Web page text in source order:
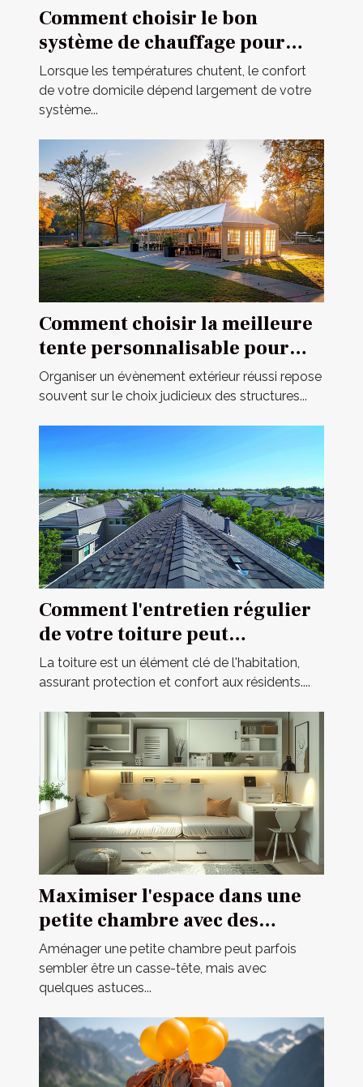
Comment choisir le bon
système de chauffage pour
votre domicile
Lorsque les températures chutent, le confort
de votre domicile dépend largement de votre
système...
Comment choisir la meilleure
tente personnalisable pour
votre événement
Organiser un évènement extérieur réussi repose
souvent sur le choix judicieux des structures...
Comment l'entretien régulier
de votre toiture peut
prolonger sa durée de vie
La toiture est un élément clé de l'habitation,
assurant protection et confort aux résidents....
Maximiser l'espace dans une
petite chambre avec des
meubles multifonctionnels
Aménager une petite chambre peut parfois
sembler être un casse-tête, mais avec
quelques astuces...